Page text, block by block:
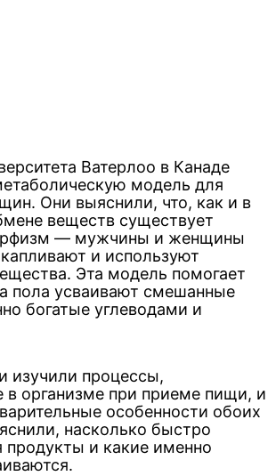
Ватерлоо в Канаде
модель для
Они выяснили, что, как и в
веществ существует
— мужчины и женщины
и используют
Эта модель помогает
пола усваивают смешанные
богатые углеводами и
изучили процессы,
в организме при приеме пищи, и
особенности обоих
насколько быстро
продукты и какие именно